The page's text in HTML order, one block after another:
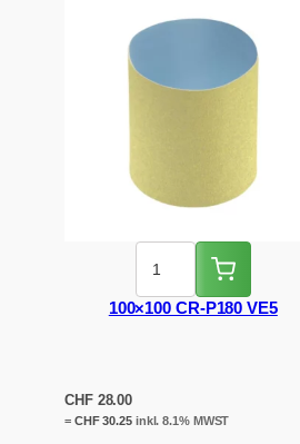
100×100 CR-P180 VE5
CHF28.00
= CHF30.25inkl. 8.1% MWST